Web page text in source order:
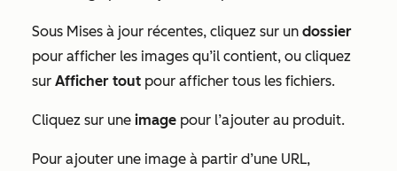
Sous Mises à jour récentes, cliquez sur un dossier
pour afficher les images qu’il contient, ou cliquez
sur Afficher tout pour afficher tous les fichiers.
Cliquez sur une image pour l’ajouter au produit.
Pour ajouter une image à partir d’une URL,